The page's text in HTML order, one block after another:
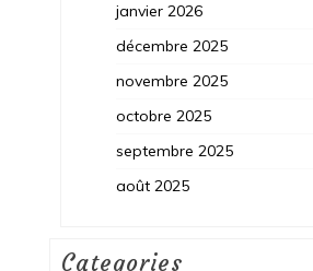
janvier 2026
décembre 2025
novembre 2025
octobre 2025
septembre 2025
août 2025
Categories